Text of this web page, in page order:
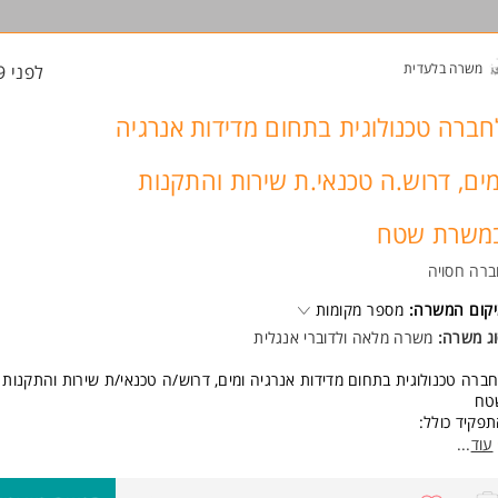
קודם בטיפול והפעלת מערכות מתח נמוך - יתרון משמעותי
משרה בלעדית לפני 19 שעות
טכנולוגית בתחום מדידות אנרגיה
דרוש.ה טכנאי.ת שירות והתקנות
שטח
חסויה
המשרה: מספר מקומות
משרה: משרה מלאה ולדוברי אנגלית
טכנולוגית בתחום מדידות אנרגיה ומים, דרוש/ה טכנאי/ת שירות
כולל:
ותחזוקה של מוצרי החברה באתרי הלקוחות באזור המרכז
עוד...